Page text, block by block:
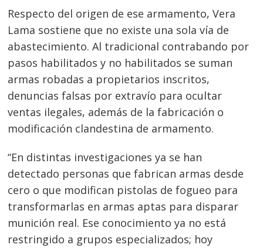
Respecto del origen de ese armamento, Vera
Lama sostiene que no existe una sola vía de
abastecimiento. Al tradicional contrabando por
pasos habilitados y no habilitados se suman
armas robadas a propietarios inscritos,
denuncias falsas por extravío para ocultar
ventas ilegales, además de la fabricación o
modificación clandestina de armamento.
“En distintas investigaciones ya se han
detectado personas que fabrican armas desde
cero o que modifican pistolas de fogueo para
transformarlas en armas aptas para disparar
munición real. Ese conocimiento ya no está
restringido a grupos especializados; hoy